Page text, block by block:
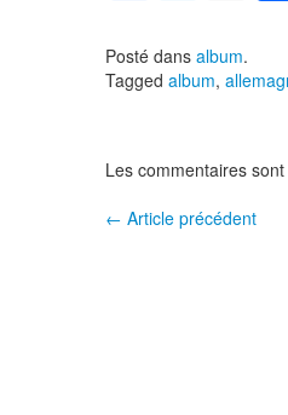
c
e
o
o
tt
er
m
ail
Posté dans album.
Tagged album,
Les commentaires
Navigation
← Article précédent